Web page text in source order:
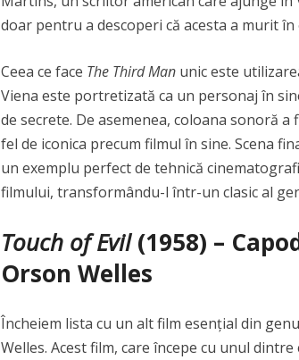
doar pentru a descoperi că acesta a murit
Ceea ce face The Third Man unic este
Viena este portretizată ca un personaj în
de secrete. De asemenea, coloana sonoră
fel de iconica precum filmul în sine. Scena
un exemplu perfect de tehnică
filmului, transformându-l într-un clasic al
Touch of Evil(1958) –
Orson Welles
Încheiem lista cu un alt film esențial din
Welles. Acest film, care începe cu unul